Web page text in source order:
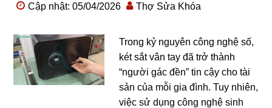
Cập nhật: 05/04/2026 Thợ Sửa Khóa
Trong kỷ nguyên công nghệ số,
két sắt vân tay đã trở thành
“người gác đền” tin cậy cho tài
sản của mỗi gia đình. Tuy nhiên,
việc sử dụng công nghệ sinh